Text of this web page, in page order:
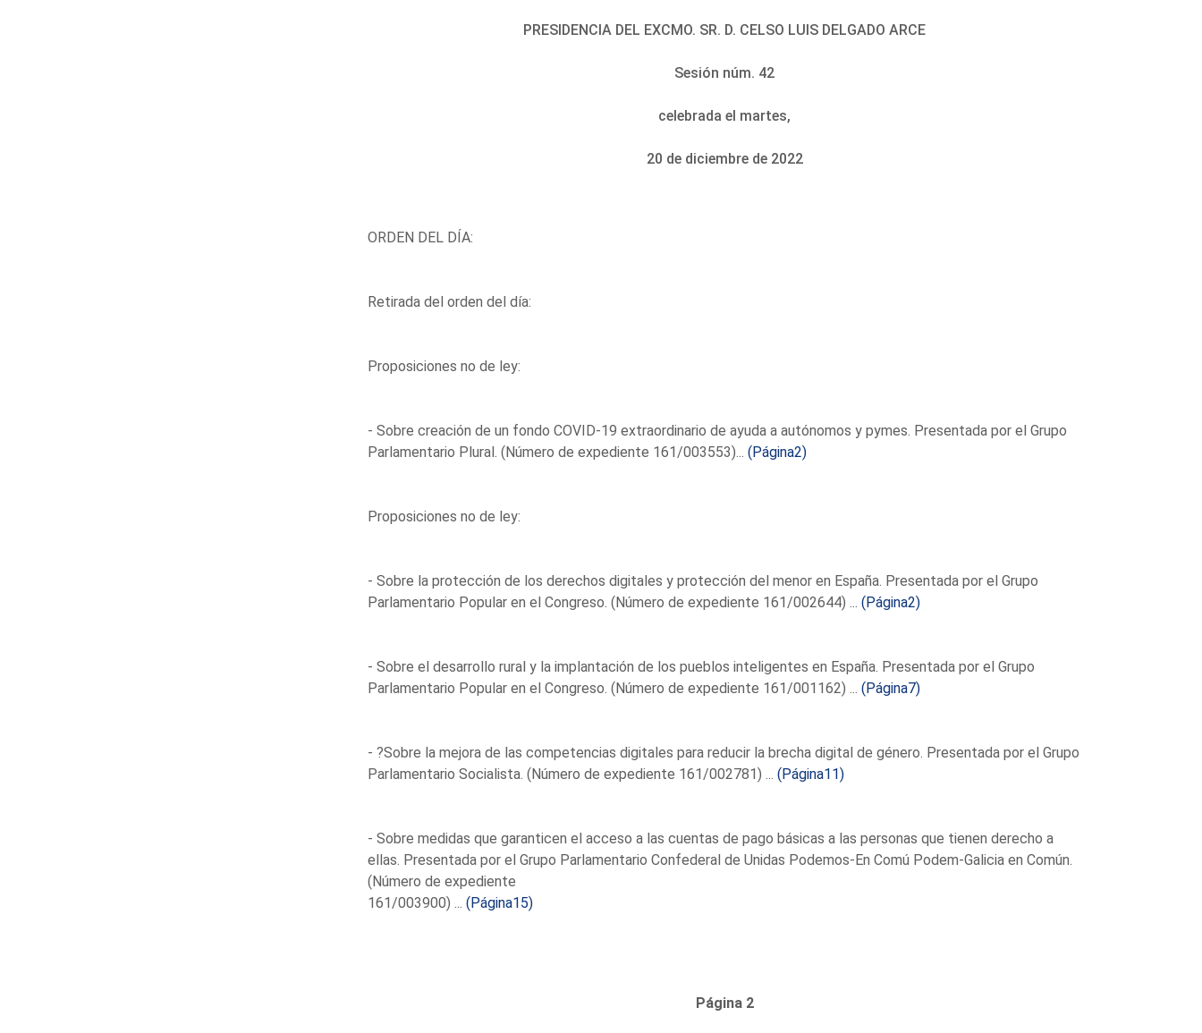
PRESIDENCIA DEL EXCMO. SR. D. CELSO LUIS DELGADO ARCE
Sesión núm. 42
celebrada el martes,
20 de diciembre de 2022
ORDEN DEL DÍA:
Retirada del orden del día:
Proposiciones no de ley:
- Sobre creación de un fondo COVID-19 extraordinario de ayuda a autónomos y pymes. Presentada por el Grupo
Parlamentario Plural. (Número de expediente 161/003553)... (Página2)
Proposiciones no de ley:
- Sobre la protección de los derechos digitales y protección del menor en España. Presentada por el Grupo
Parlamentario Popular en el Congreso. (Número de expediente 161/002644) ... (Página2)
- Sobre el desarrollo rural y la implantación de los pueblos inteligentes en España. Presentada por el Grupo
Parlamentario Popular en el Congreso. (Número de expediente 161/001162) ... (Página7)
- ?Sobre la mejora de las competencias digitales para reducir la brecha digital de género. Presentada por el Grupo
Parlamentario Socialista. (Número de expediente 161/002781) ... (Página11)
- Sobre medidas que garanticen el acceso a las cuentas de pago básicas a las personas que tienen derecho a
ellas. Presentada por el Grupo Parlamentario Confederal de Unidas Podemos-En Comú Podem-Galicia en Común.
(Número de expediente
161/003900) ... (Página15)
Página 2